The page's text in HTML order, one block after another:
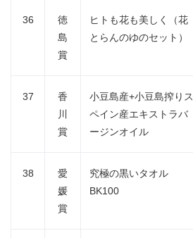
36
徳
島
賞
ヒトも花も美しく（花
とらんのゆのセット）
37
香
川
賞
小豆島産+小豆島搾りス
ペイン産エキストラバ
ージンオイル
38
愛
媛
賞
究極の黒いタオル
BK100